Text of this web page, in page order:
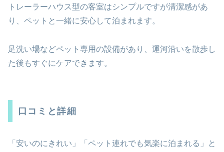
トレーラーハウス型の客室はシンプルですが清潔感があ
り、ペットと一緒に安心して泊まれます。
足洗い場などペット専用の設備があり、運河沿いを散歩し
た後もすぐにケアできます。
口コミと詳細
「安いのにきれい」「ペット連れでも気楽に泊まれる」と